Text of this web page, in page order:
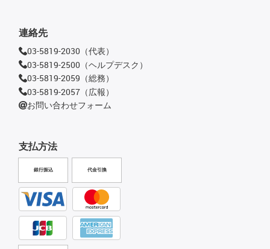
支払方法
銀行振込 代金引換
連絡先
03-5819-2030（代表）
03-5819-2500（ヘルプデスク）
03-5819-2059（総務）
03-5819-2057（広報）
お問い合わせフォーム